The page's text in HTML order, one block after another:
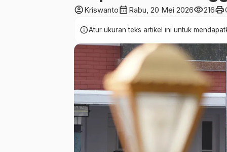
account_circleKriswantocalendar_month Rabu, 20 Mei 2026visibility216print
infoAtur ukuran teks artikel ini untuk